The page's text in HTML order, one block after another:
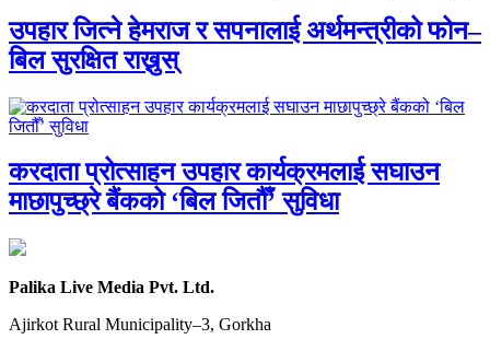
उपहार जित्ने हेमराज र सपनालाई अर्थमन्त्रीको फोन–
बिल सुरक्षित राख्नुस्
करदाता प्रोत्साहन उपहार कार्यक्रमलाई सघाउन
माछापुच्छ्रे बैंकको ‘बिल जितौँ’ सुविधा
Palika Live Media Pvt. Ltd.
Ajirkot Rural Municipality–3, Gorkha